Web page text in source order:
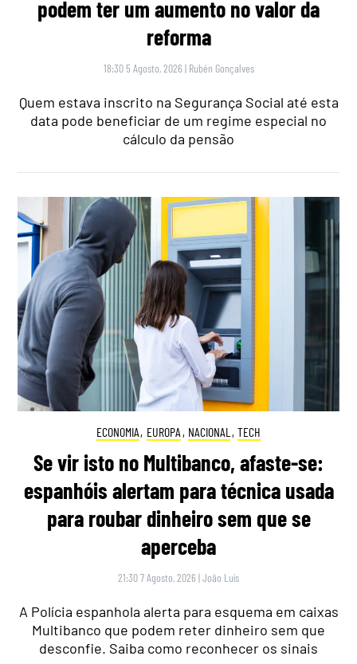
podem ter um aumento no valor da
reforma
18:30 5 Agosto, 2026 | Rubén Gonçalves
Quem estava inscrito na Segurança Social até esta
data pode beneficiar de um regime especial no
cálculo da pensão
ECONOMIA, EUROPA , NACIONAL , TECH
Se vir isto no Multibanco, afaste-se:
espanhóis alertam para técnica usada
para roubar dinheiro sem que se
aperceba
21:30 7 Agosto, 2026 |João Luís
A Polícia espanhola alerta para esquema em caixas
Multibanco que podem reter dinheiro sem que
desconfie. Saiba como reconhecer os sinais